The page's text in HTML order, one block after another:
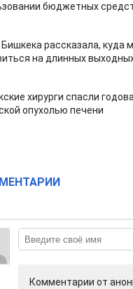
бюджетных
рассказала, куда
на длинных
хирурги спасли
опухолью печени
Комментарии от